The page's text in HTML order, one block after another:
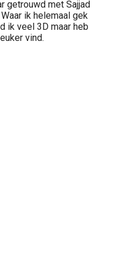
getrouwd met Sajjad
ik helemaal gek
ik veel 3D maar heb
vind.